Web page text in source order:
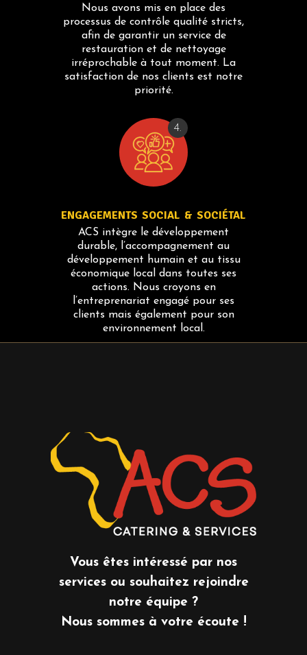
Nous avons mis en place des
processus de contrôle qualité stricts,
afin de garantir un service de
restauration et de nettoyage
irréprochable à tout moment. La
satisfaction de nos clients est notre
priorité.
4.
ENGAGEMENTS SOCIAL & SOCIÉTAL
ACS intègre le développement
durable, l’accompagnement au
développement humain et au tissu
économique local dans toutes ses
actions. Nous croyons en
l’entreprenariat engagé pour ses
clients mais également pour son
environnement local.
Vous êtes intéressé par nos
services ou souhaitez rejoindre
notre équipe ?
Nous sommes à votre écoute !